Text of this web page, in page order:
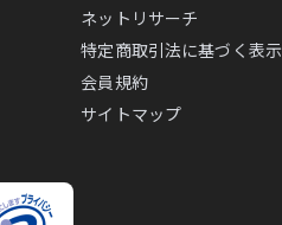
ネットリサーチ
特定商取引法に基づく表示
会員規約
サイトマップ